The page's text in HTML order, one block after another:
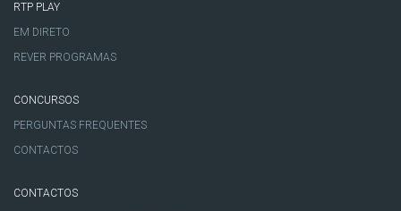
RTP PLAY
EM DIRETO
REVER PROGRAMAS
CONCURSOS
PERGUNTAS FREQUENTES
CONTACTOS
CONTACTOS